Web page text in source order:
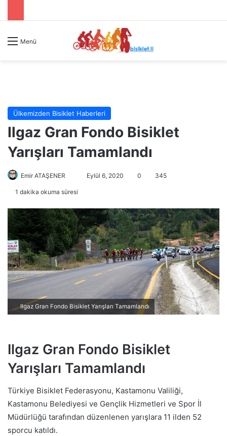
Menü
Ülkemizden Bisiklet Haberleri
Ilgaz Gran Fondo Bisiklet
Yarışları Tamamlandı
Emir ATAŞENER
e
-
p
o
s
t
a
g
ö
e
m
k
Eylül 6, 2020 0 345
1 dakika okuma süresi
Ilgaz Gran Fondo Bisiklet Yarışları Tamamlandı
Ilgaz Gran Fondo Bisiklet
Yarışları Tamamlandı
Türkiye Bisiklet Federasyonu, Kastamonu Valiliği,
Kastamonu Belediyesi ve Gençlik Hizmetleri ve Spor İl
Müdürlüğü tarafından düzenlenen yarışlara 11 ilden 52
sporcu katıldı.